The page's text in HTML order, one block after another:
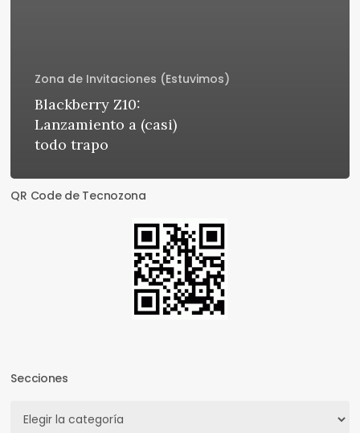
Zona de Invitaciones (Estuvimos)
Blackberry Z10:
Lanzamiento a (casi)
todo trapo
QR Code de Tecnozona
Secciones